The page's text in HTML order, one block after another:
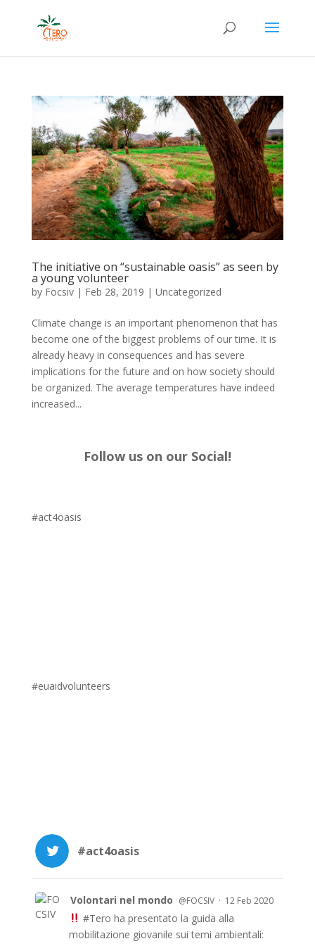
The initiative on “sustainable oasis” as seen by
a young volunteer
by Focsiv| Feb 28, 2019 | Uncategorized
Climate change is an important phenomenon that has
become one of the biggest problems of our time. It is
already heavy in consequences and has severe
implications for the future and on how society should
be organized. The average temperatures have indeed
increased...
Follow us on our Social!
#act4oasis
#euaidvolunteers
#act4oasis
Volontari nel mondo @FOCSIV · 12 Feb 2020
#Tero ha presentato la guida alla
mobilitazione giovanile sui temi ambientali: